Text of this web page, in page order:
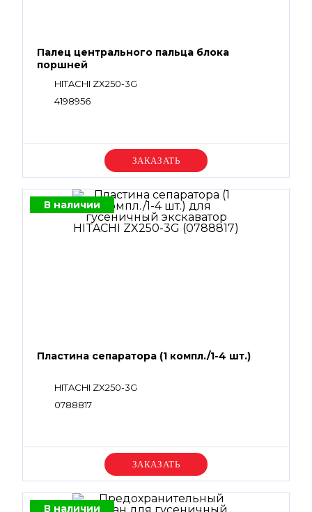
Палец центрального пальца блока
поршней
HITACHI ZX250-3G
4198956
Уточняйте цену
В наличии
Пластина сепаратора (1 компл./1-4 шт.)
HITACHI ZX250-3G
0788817
Уточняйте цену
В наличии